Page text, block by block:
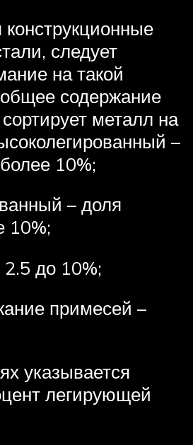
следует
на такой
общее содержание
металл на
–
10%;
– доля
10%;
до 10%;
примесей –
указывается
легирующей